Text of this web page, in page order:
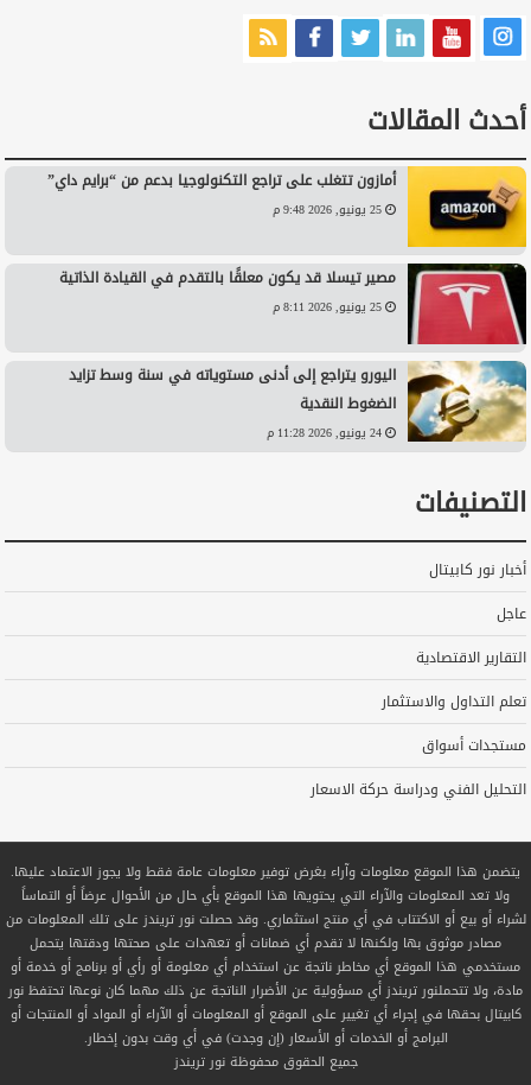
أحدث المقالات
أمازون تتغلب على تراجع التكنولوجيا بدعم من “برايم داي”
25 يونيو, 2026 9:48 م
مصير تيسلا قد يكون معلقًا بالتقدم في القيادة الذاتية
25 يونيو, 2026 8:11 م
اليورو يتراجع إلى أدنى مستوياته في سنة وسط تزايد
الضغوط النقدية
24 يونيو, 2026 11:28 م
التصنيفات
أخبار نور كابيتال
عاجل
التقارير الاقتصادية
تعلم التداول والاستثمار
مستجدات أسواق
التحليل الفني ودراسة حركة الاسعار
يتضمن هذا الموقع معلومات وآراء بغرض توفير معلومات عامة فقط ولا يجوز الاعتماد عليها.
ولا تعد المعلومات والآراء التي يحتويها هذا الموقع بأي حال من الأحوال عرضاً أو التماساً
لشراء أو بيع أو الاكتتاب في أي منتج استثماري. وقد حصلت نور تريندز على تلك المعلومات من
مصادر موثوق بها ولكنها لا تقدم أي ضمانات أو تعهدات على صحتها ودقتها يتحمل
مستخدمي هذا الموقع أي مخاطر ناتجة عن استخدام أي معلومة أو رأي أو برنامج أو خدمة أو
مادة، ولا تتحملنور تريندز أي مسؤولية عن الأضرار الناتجة عن ذلك مهما كان نوعها تحتفظ نور
كابيتال بحقها في إجراء أي تغيير على الموقع أو المعلومات أو الآراء أو المواد أو المنتجات أو
البرامج أو الخدمات أو الأسعار (إن وجدت) في أي وقت بدون إخطار.
جميع الحقوق محفوظةنور تريندز